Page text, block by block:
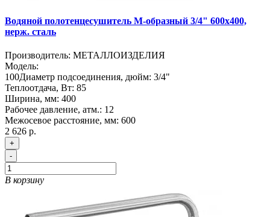
Водяной полотенцесушитель М-образный 3/4" 600х400,
нерж. сталь
Производитель: МЕТАЛЛОИЗДЕЛИЯ
Модель:
100Диаметр подсоединения, дюйм: 3/4"
Теплоотдача, Вт: 85
Ширина, мм: 400
Рабочее давление, атм.: 12
Межосевое расстояние, мм: 600
2 626 р.
+
-
В корзину